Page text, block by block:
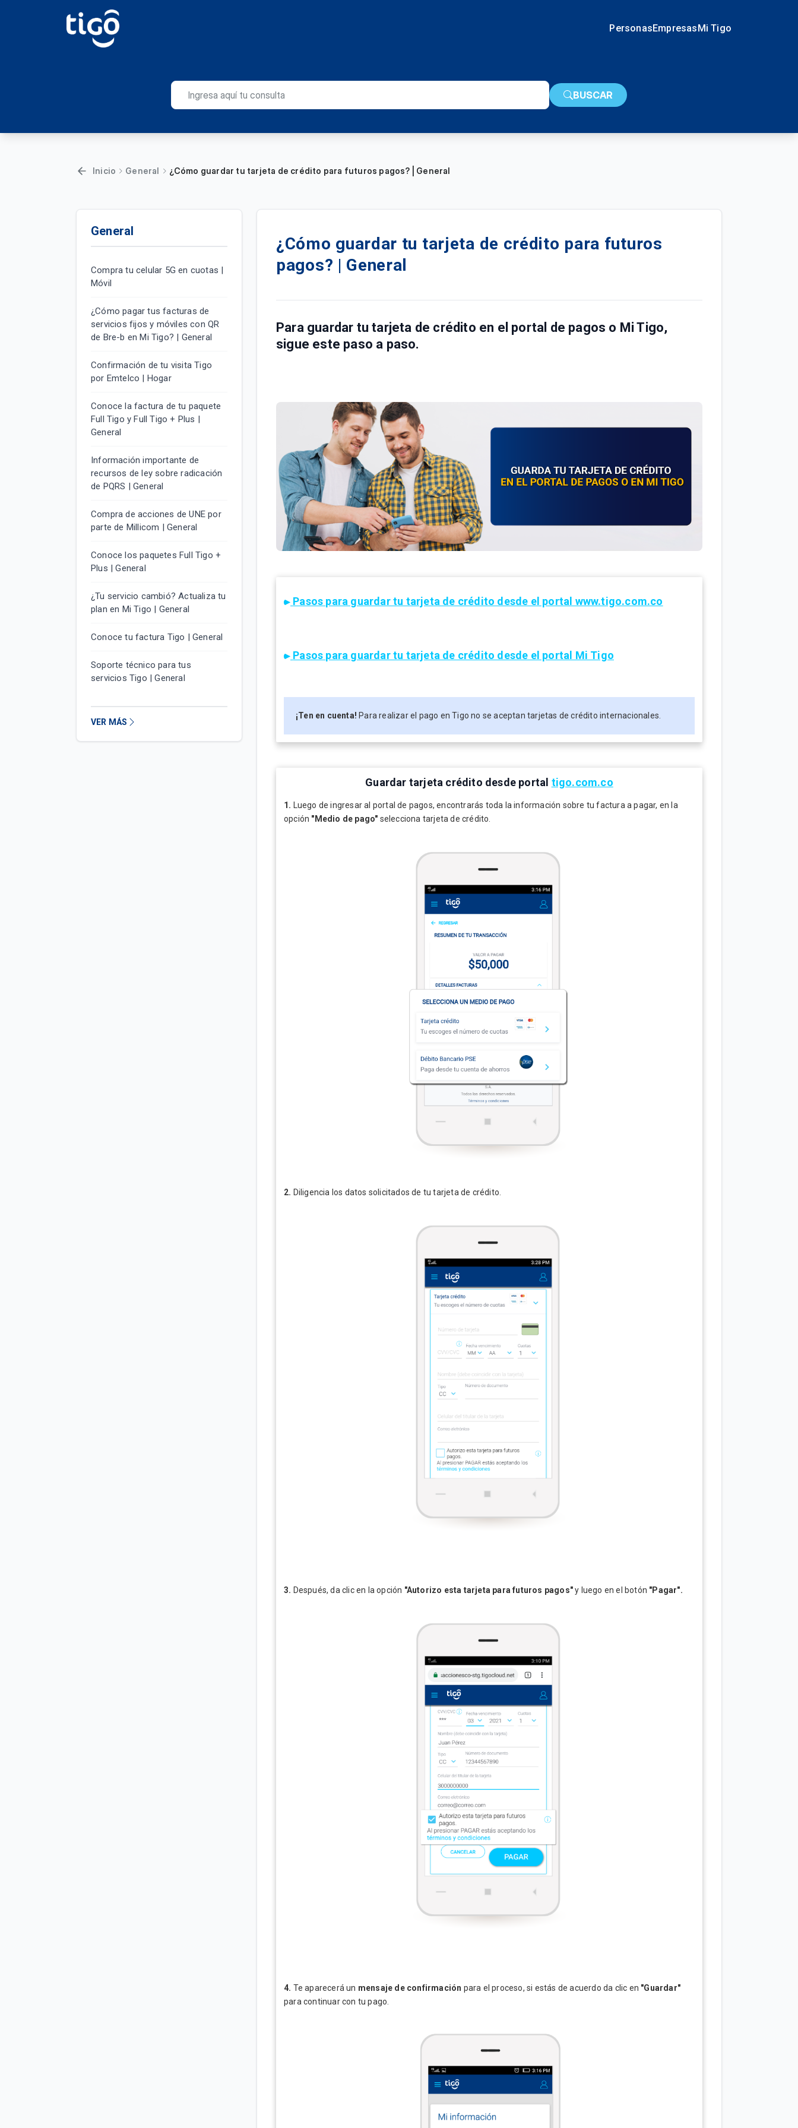
PersonasEmpresasMi Tigo
BUSCAR
Inicio General ¿Cómo guardar tu tarjeta de crédito para futuros pagos? | General
General
Compra tu celular 5G en cuotas |
Móvil
¿Cómo pagar tus facturas de
servicios fijos y móviles con QR
de Bre-b en Mi Tigo? | General
Confirmación de tu visita Tigo
por Emtelco | Hogar
Conoce la factura de tu paquete
Full Tigo y Full Tigo + Plus |
General
Información importante de
recursos de ley sobre radicación
de PQRS | General
Compra de acciones de UNE por
parte de Millicom | General
Conoce los paquetes Full Tigo +
Plus | General
¿Tu servicio cambió? Actualiza tu
plan en Mi Tigo | General
Conoce tu factura Tigo | General
Soporte técnico para tus
servicios Tigo | General
VER MÁS
¿Cómo guardar tu tarjeta de crédito para futuros
pagos? | General
Para guardar tu tarjeta de crédito en el portal de pagos o Mi Tigo,
sigue este paso a paso.
Pasos para guardar tu tarjeta de crédito desde el portal www.tigo.com.co
Pasos para guardar tu tarjeta de crédito desde el portal Mi Tigo
¡Ten en cuenta! Para realizar el pago en Tigo no se aceptan tarjetas de crédito internacionales.
Guardar tarjeta crédito desde portal tigo.com.co
1. Luego de ingresar al portal de pagos, encontrarás toda la información sobre tu factura a pagar, en la
opción "Medio de pago" selecciona tarjeta de crédito.
2. Diligencia los datos solicitados de tu tarjeta de crédito.
3. Después, da clic en la opción "Autorizo esta tarjeta para futuros pagos"y luego en el botón "Pagar".
4. Te aparecerá un mensaje de confirmación para el proceso, si estás de acuerdo da clic en "Guardar"
para continuar con tu pago.